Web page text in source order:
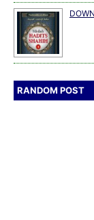
RANDOM POST